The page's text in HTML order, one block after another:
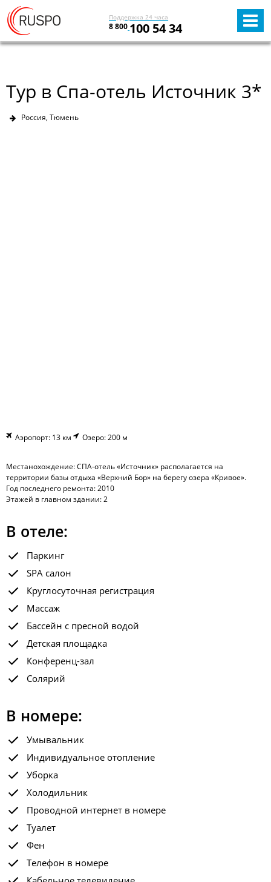
Поддержка 24 часа
8 800 100 54 34
Тур в Спа-отель Источник 3*
Россия, Тюмень
Аэропорт: 13 км Озеро: 200 м
Местанохождение: СПА-отель «Источник» располагается на
территории базы отдыха «Верхний Бор» на берегу озера «Кривое».
Год последнего ремонта: 2010
Этажей в главном здании: 2
В отеле:
Паркинг
SPA салон
Круглосуточная регистрация
Массаж
Бассейн с пресной водой
Детская площадка
Конференц-зал
Солярий
В номере:
Умывальник
Индивидуальное отопление
Уборка
Холодильник
Проводной интернет в номере
Туалет
Фен
Телефон в номере